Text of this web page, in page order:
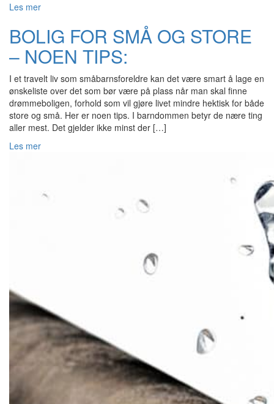
Les mer
BOLIG FOR SMÅ OG STORE
– NOEN TIPS:
I et travelt liv som småbarnsforeldre kan det være smart å lage en
ønskeliste over det som bør være på plass når man skal finne
drømmeboligen, forhold som vil gjøre livet mindre hektisk for både
store og små. Her er noen tips. I barndommen betyr de nære ting
aller mest. Det gjelder ikke minst der […]
Les mer